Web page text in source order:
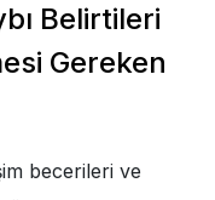
Belirtileri
Gereken
becerileri ve